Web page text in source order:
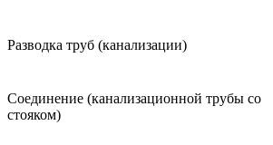
Разводка труб (канализации)
Соединение (канализационной трубы со
стояком)